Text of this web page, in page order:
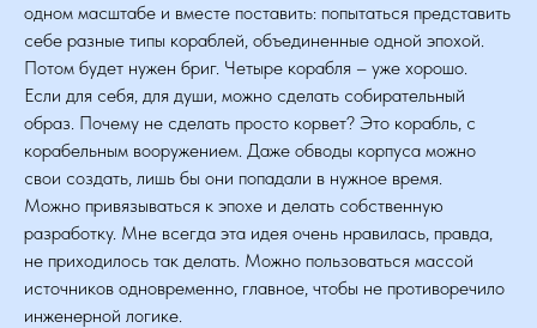
одном масштабе и вместе поставить: попытаться представить
себе разные типы кораблей, объединенные одной эпохой.
Потом будет нужен бриг. Четыре корабля – уже хорошо.
Если для себя, для души, можно сделать собирательный
образ. Почему не сделать просто корвет? Это корабль, с
корабельным вооружением. Даже обводы корпуса можно
свои создать, лишь бы они попадали в нужное время.
Можно привязываться к эпохе и делать собственную
разработку. Мне всегда эта идея очень нравилась, правда,
не приходилось так делать. Можно пользоваться массой
источников одновременно, главное, чтобы не противоречило
инженерной логике.